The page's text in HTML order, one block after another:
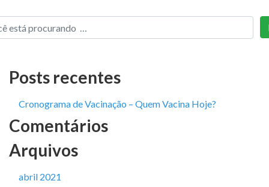
Posts recentes
Cronograma de Vacinação – Quem Vacina Hoje?
Comentários
Arquivos
abril 2021